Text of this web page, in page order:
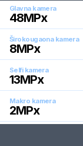
Glavna kamera
48MPx
Širokougaona kamera
8MPx
Selfi kamera
13MPx
Makro kamera
2MPx